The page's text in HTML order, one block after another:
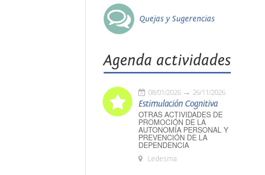
Quejas y Sugerencias
Agenda actividades
08/01/2026 26/11/2026
Estimulación Cognitiva
OTRAS ACTIVIDADES DE
PROMOCIÓN DE LA
AUTONOMÍA PERSONAL Y
PREVENCIÓN DE LA
DEPENDENCIA
Ledesma